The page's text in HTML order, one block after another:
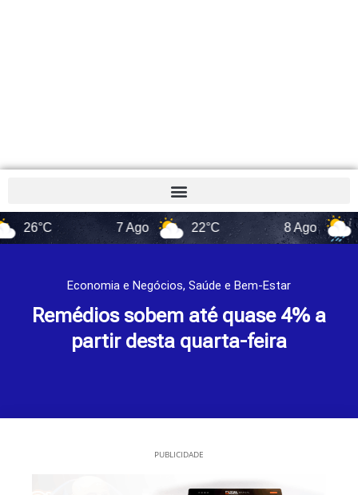
7 Ago 22°C 8 Ago 17°C
Economia e Negócios, Saúde e Bem-Estar
Remédios sobem até quase 4% a
partir desta quarta-feira
PUBLICIDADE